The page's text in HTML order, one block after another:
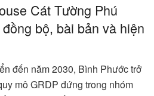
Cát Tường Phú
bộ, bài bản và hiện
đến năm 2030, Bình Phước trở
mô GRDP đứng trong nhóm